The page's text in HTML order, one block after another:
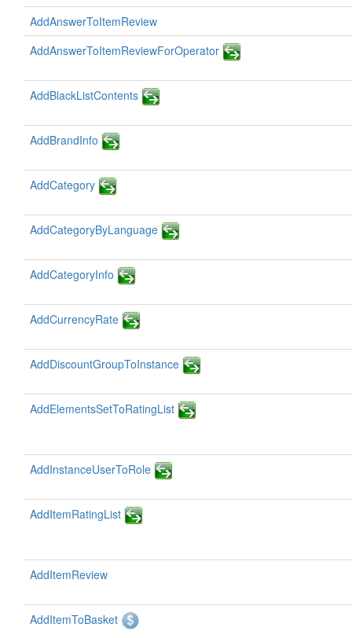
AddAnswerToItemReview
AddAnswerToItemReviewForOperator
AddBlackListContents
AddBrandInfo
AddCategory
AddCategoryByLanguage
AddCategoryInfo
AddCurrencyRate
AddDiscountGroupToInstance
AddElementsSetToRatingList
AddInstanceUserToRole
AddItemRatingList
AddItemReview
AddItemToBasket